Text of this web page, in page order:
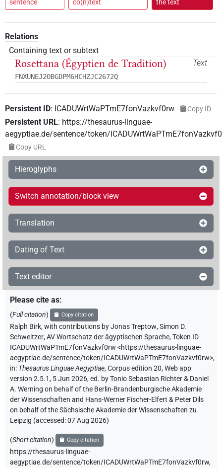
sentence
co(n)text
the text
Relations
Containing text or subtext
Text
Rosettana (Égyptien de Tradition)
FNXUNEJ2OBGDPM6HCHZJC2672Q
Persistent ID: ICADUWrtWaPTmE7fonVazkvf0rw Copy ID
Persistent URL: https://thesaurus-linguae-
aegyptiae.de/sentence/token/
Copy URL
Hieroglyphs
Switch annotation/block view
Translation
Dating of Text
Text editor
Please cite as:
(Full citation) Copy citation
Ralph Birk,with contributions byJonas Treptow,Simon D.
Schweitzer,AV Wortschatz der ägyptischen Sprache,Token ID
ICADUWrtWaPTmE7fonVazkvf0rw <https://thesaurus-linguae-
aegyptiae.de/sentence/token/ICADUWrtWaPTmE7fonVazkvf0rw>,
in: Thesaurus Linguae Aegyptiae,Corpus edition 20, Web app
version 2.5.1, 5 Jun 2026, ed. by Tonio Sebastian Richter & Daniel
A. Werning on behalf of the Berlin-Brandenburgische Akademie
der Wissenschaften and Hans-Werner Fischer-Elfert & Peter Dils
on behalf of the Sächsische Akademie der Wissenschaften zu
Leipzig (accessed:07 Aug 2026)
(Short citation) Copy citation
https://thesaurus-linguae-
aegyptiae.de/sentence/token/ICADUWrtWaPTmE7fonVazkvf0rw,